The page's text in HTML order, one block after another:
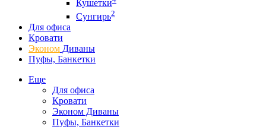
Кушетки
Сунгирь2
Для офиса
Кровати
Эконом Диваны
Пуфы, Банкетки
Еще
Для офиса
Кровати
Эконом Диваны
Пуфы, Банкетки